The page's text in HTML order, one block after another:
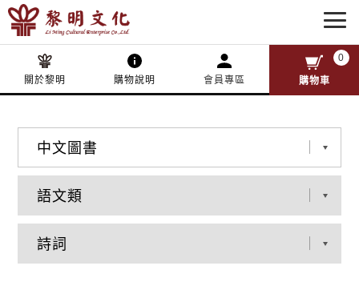
關於黎明 購物說明 會員專區
0
購物車